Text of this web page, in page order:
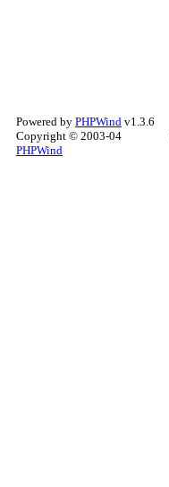
Powered by PHPWind v1.3.6
Copyright © 2003-04
PHPWind